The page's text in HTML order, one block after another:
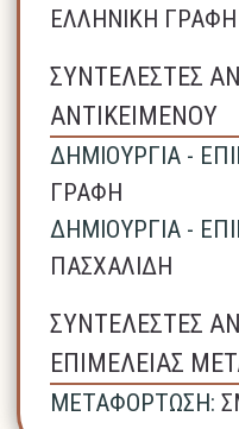
ΕΛΛΗΝΙΚΗ
ΣΥΝΤΕΛΕΣΤΕΣ
ΑΝΤΙΚΕΙΜΕΝΟΥ
ΔΗΜΙΟΥΡΓΙΑ -
ΓΡΑΦΗ
ΔΗΜΙΟΥΡΓΙΑ -
ΠΑΣΧΑΛΙΔΗ
ΣΥΝΤΕΛΕΣΤΕΣ
ΕΠΙΜΕΛΕΙΑΣ
ΜΕΤΑΦΟΡΤΩΣΗ: